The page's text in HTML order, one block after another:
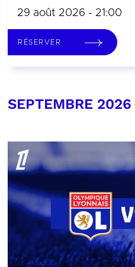
29 août 2026 - 21:00
RÉSERVER
SEPTEMBRE 2026